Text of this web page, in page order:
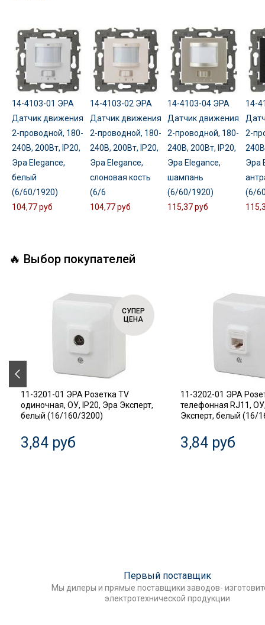
14-4103-01 ЭРА
Датчик движения
2-проводной, 180-
240В, 200Вт, IP20,
Эра Elegance,
белый
(6/60/1920)
104,77 руб
14-4103-02 ЭРА
Датчик движения
2-проводной, 180-
240В, 200Вт, IP20,
Эра Elegance,
слоновая кость
(6/6
104,77 руб
14-4103-04 ЭРА
Датчик движения
2-проводной, 180-
240В, 200Вт, IP20,
Эра Elegance,
шампань
(6/60/1920)
115,37 руб
14-
2-
Эра
(6/
🔥 Выбор покупателей
СУПЕР
ЦЕНА
11-3201-01 ЭРА Розетка TV
одиночная, ОУ, IP20, Эра Эксперт,
белый (16/160/3200)
3,84 руб
11-3202-01 ЭРА
телефонная RJ11,
Эксперт, белый (16/
3,84 руб
Первый поставщик
Мы дилеры и прямые поставщики заводов-
электротехнической продукции